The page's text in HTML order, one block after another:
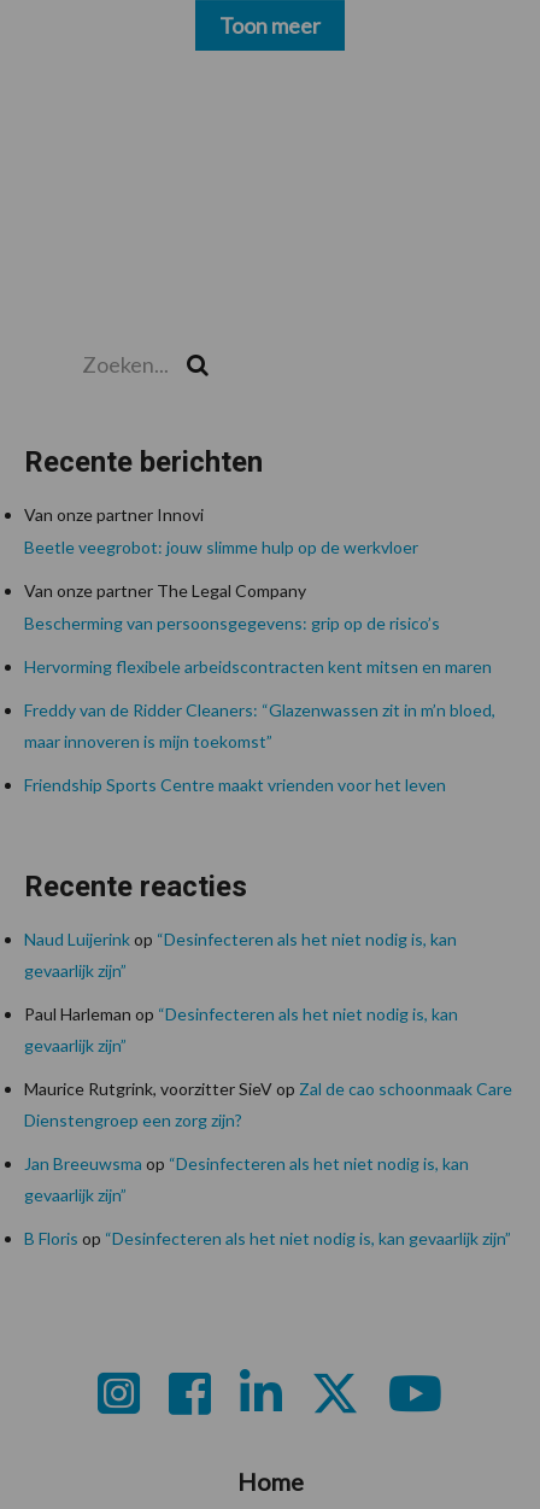
Toon meer
Recente berichten
Van onze partner Innovi
Beetle veegrobot: jouw slimme hulp op de werkvloer
Van onze partner The Legal Company
Bescherming van persoonsgegevens: grip op de risico’s
Hervorming flexibele arbeidscontracten kent mitsen en maren
Freddy van de Ridder Cleaners: “Glazenwassen zit in m’n bloed,
maar innoveren is mijn toekomst”
Friendship Sports Centre maakt vrienden voor het leven
Recente reacties
Naud Luijerinkop “Desinfecteren als het niet nodig is, kan
gevaarlijk zijn”
Paul Harleman op “Desinfecteren als het niet nodig is, kan
gevaarlijk zijn”
Maurice Rutgrink, voorzitter SieVop Zal de cao schoonmaak Care
Dienstengroep een zorg zijn?
Jan Breeuwsma op “Desinfecteren als het niet nodig is, kan
gevaarlijk zijn”
B Floris op “Desinfecteren als het niet nodig is, kan gevaarlijk zijn”
Home